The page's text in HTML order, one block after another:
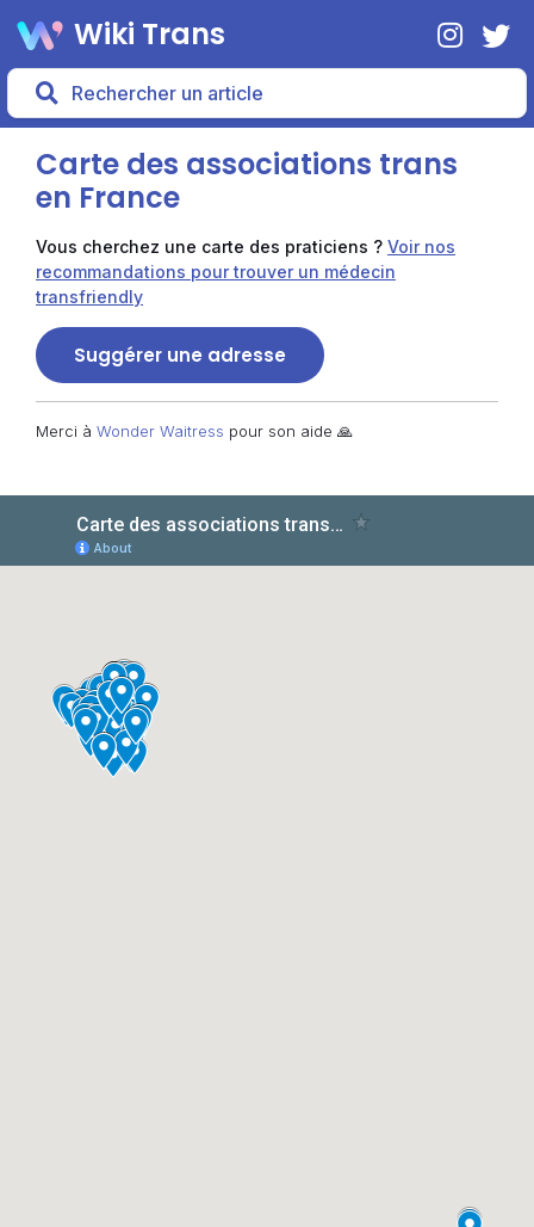
Wiki Trans
Carte des associations trans
en France
Vous cherchez une carte des praticiens ? Voir nos
recommandations pour trouver un médecin
transfriendly
Suggérer une adresse
Merci à Wonder Waitress pour son aide 🙏